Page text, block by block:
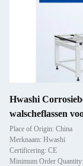
Hwashi
walscheflassen
Place of Origin: China
Merknaam: Hwashi
Certificering: CE
Minimum Order